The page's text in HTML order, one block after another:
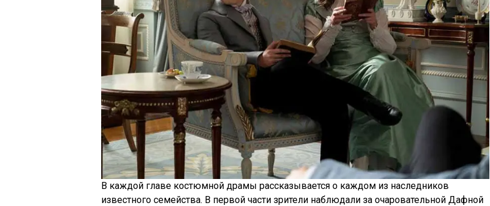
В каждой главе костюмной драмы рассказывается о каждом из наследников
известного семейства. В первой части зрители наблюдали за очаровательной Дафной